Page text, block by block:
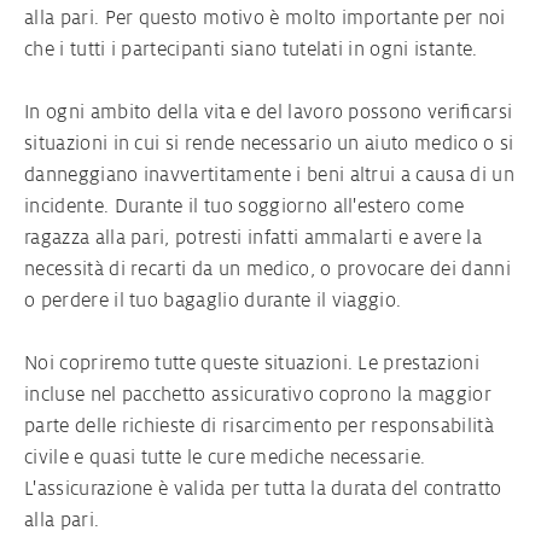
contratto da ragazza alla pari
Visto per gli au pair
alla pari. Per questo motivo è molto importante per noi
che i tutti i partecipanti siano tutelati in ogni istante.
In ogni ambito della vita e del lavoro possono verificarsi
situazioni in cui si rende necessario un aiuto medico o si
danneggiano inavvertitamente i beni altrui a causa di un
incidente. Durante il tuo soggiorno all'estero come
ragazza alla pari, potresti infatti ammalarti e avere la
necessità di recarti da un medico, o provocare dei danni
o perdere il tuo bagaglio durante il viaggio.
Noi copriremo tutte queste situazioni. Le prestazioni
incluse nel pacchetto assicurativo coprono la maggior
parte delle richieste di risarcimento per responsabilità
civile e quasi tutte le cure mediche necessarie.
L'assicurazione è valida per tutta la durata del contratto
alla pari.